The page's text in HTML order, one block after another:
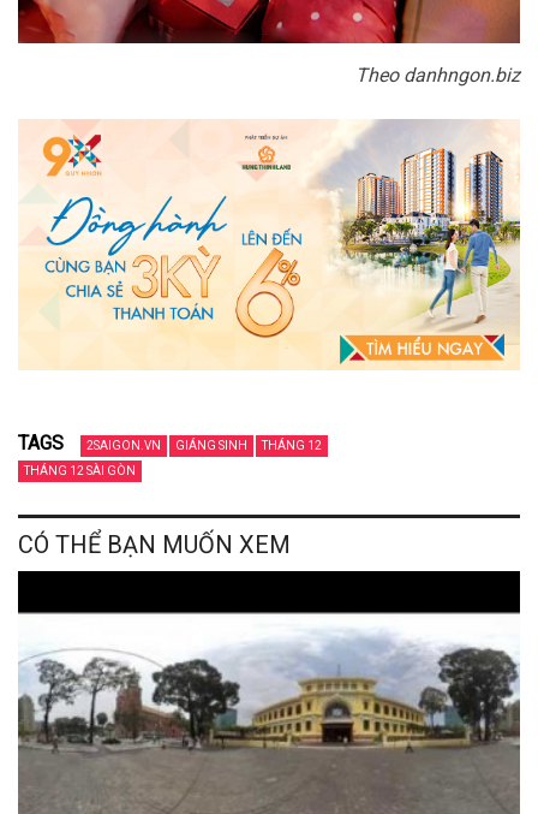
Theo danhngon.biz
TAGS 2SAIGON.VN GIÁNG SINH
THÁNG 12
THÁNG 12 SÀI GÒN
CÓ THỂ BẠN MUỐN XEM